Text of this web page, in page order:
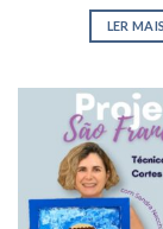
LER MAIS